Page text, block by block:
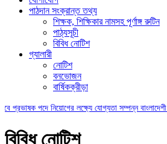
পাঠদান সংক্রান্ত তথ্য
শিক্ষক, শিক্ষিকার নামসহ পূর্ণাঙ্গ রুটিন
পাঠ্যসূচী
বিবিধ নোটিশ
গ্যালারী
নোটিশ
বনভোজন
বার্ষিকক্রীড়া
পদে নিয়োগের লক্ষ্যে যোগ্যতা সম্পন্ন বাংলাদেশী নাগরি|
বিবিধ নোটিশ